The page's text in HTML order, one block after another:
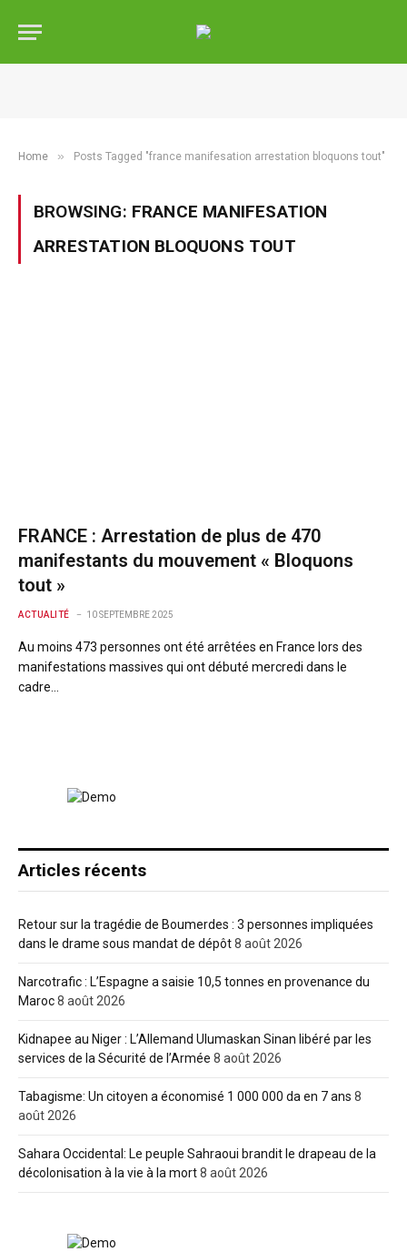
Home » Posts Tagged "france manifesation arrestation bloquons tout"
BROWSING: FRANCE MANIFESATION
ARRESTATION BLOQUONS TOUT
FRANCE : Arrestation de plus de 470
manifestants du mouvement « Bloquons
tout »
ACTUALITÉ 10 SEPTEMBRE 2025
Au moins 473 personnes ont été arrêtées en France lors des
manifestations massives qui ont débuté mercredi dans le
cadre…
Articles récents
Retour sur la tragédie de Boumerdes : 3 personnes impliquées
dans le drame sous mandat de dépôt8 août 2026
Narcotrafic : L’Espagne a saisie 10,5 tonnes en provenance du
Maroc8 août 2026
Kidnapee au Niger : L’Allemand Ulumaskan Sinan libéré par les
services de la Sécurité de l’Armée 8 août 2026
Tabagisme: Un citoyen a économisé 1 000 000 da en 7 ans 8
août 2026
Sahara Occidental: Le peuple Sahraoui brandit le drapeau de la
décolonisation à la vie à la mort8 août 2026